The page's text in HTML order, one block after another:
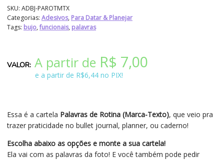
Essa é a cartela Palavras de Rotina (Marca-Texto), que veio pra
trazer praticidade no bullet journal, planner, ou caderno!
Escolha abaixo as opções e monte a sua cartela!
Ela vai com as palavras da foto! E você também pode pedir
SKU: ADBJ-PAROTMTX
Categorias: Adesivos, Para Datar & Planejar
Tags: bujo,funcionais, palavras
A partir de R$ 7,00
e a partir de R$6,44 no PIX!